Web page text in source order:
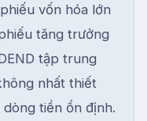
vốn hóa lớn
tăng trưởng
tập trung
nhất thiết
tiền ổn định.